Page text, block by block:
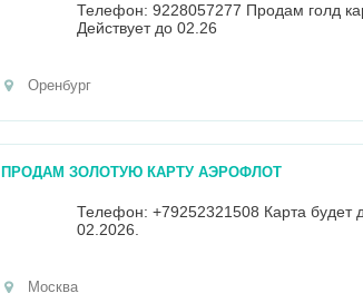
Телефон: 9228057277 Продам голд
Действует до 02.26
Оренбург
ПРОДАМ ЗОЛОТУЮ КАРТУ АЭРОФЛОТ
Телефон: +79252321508 Карта будет
02.2026.
Москва